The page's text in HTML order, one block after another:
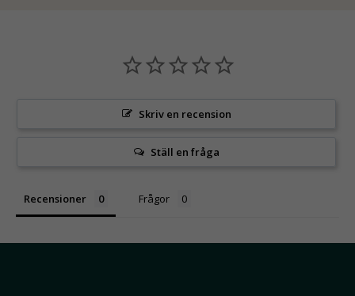
Skriv en recension
Ställ en fråga
Recensioner Frågor